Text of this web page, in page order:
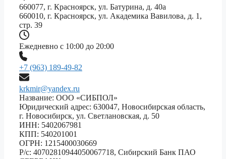
660077, г. Красноярск, ул. Батурина, д. 40а
660010, г. Красноярск, ул. Академика Вавилова, д. 1,
стр. 39
Ежедневно с 10:00 до 20:00
+7 (963) 189-49-82
krkmir@yandex.ru
Название: ООО «СИБПОЛ»
Юридический адрес: 630047, Новосибирская область,
г. Новосибирск, ул. Светлановская, д. 50
ИНН: 5402067981
КПП: 540201001
ОГРН: 1215400030669
Р/с: 40702810944050067718, Сибирский Банк ПАО